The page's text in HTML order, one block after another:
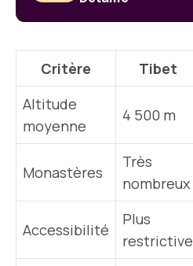
Critère Tibet
Altitude
moyenne
4 500 m
Monastères
Très
nombreux
Accessibilité
Plus
restrictive